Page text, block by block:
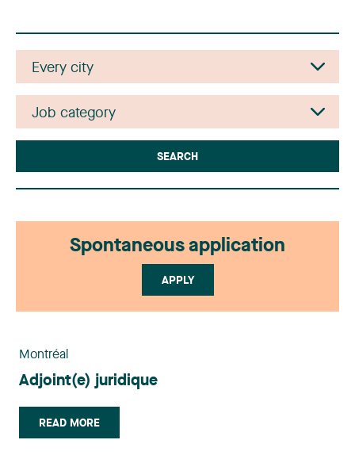
SEARCH
Spontaneous application
APPLY
Montréal
Adjoint(e) juridique
READ MORE